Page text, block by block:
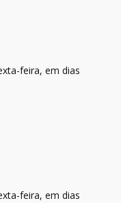
feira, em dias
feira, em dias